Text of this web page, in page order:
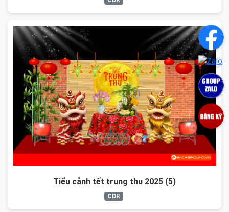
Tiểu cảnh tết trung thu 2025 (5)
CDR